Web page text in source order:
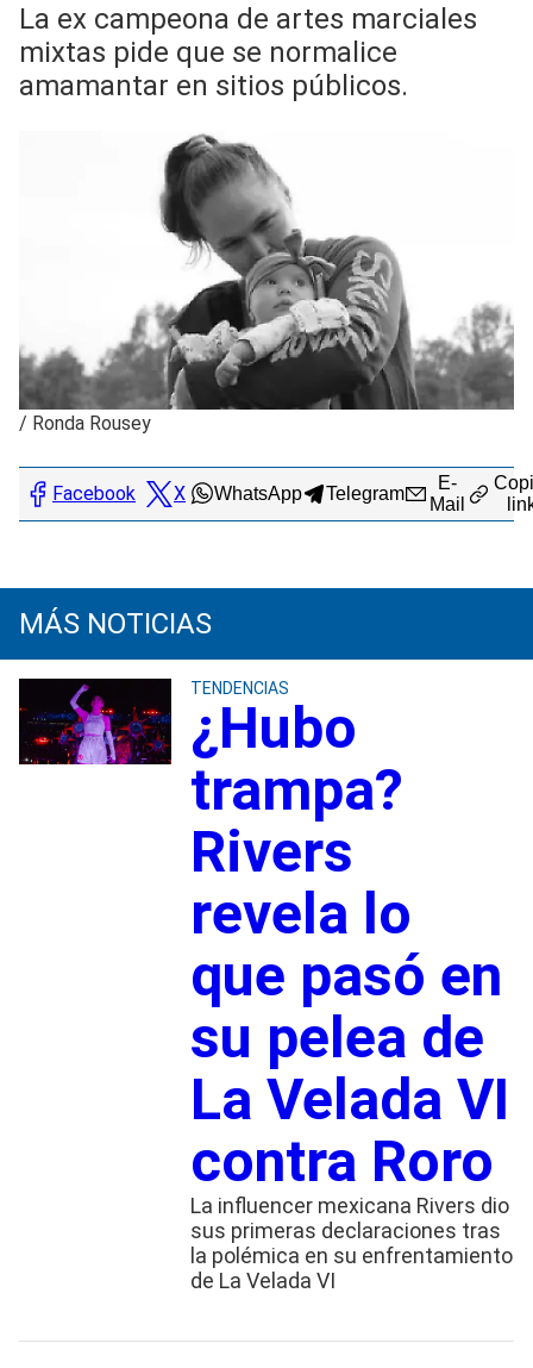
La ex campeona de artes marciales
mixtas pide que se normalice
amamantar en sitios públicos.
/ Ronda Rousey
Facebook X WhatsApp Telegram
E-
Mail
MÁS NOTICIAS
TENDENCIAS
¿Hubo
trampa?
Rivers
revela lo
que pasó en
su pelea de
La Velada VI
contra Roro
La influencer mexicana Rivers dio
sus primeras declaraciones tras
la polémica en su enfrentamiento
de La Velada VI